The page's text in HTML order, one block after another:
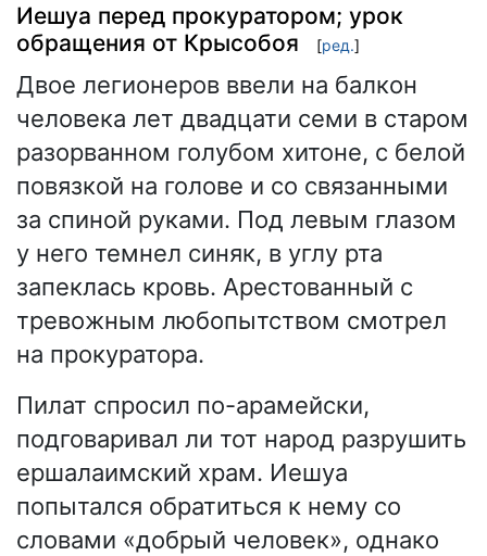
Иешуа перед прокуратором; урок
обращения от Крысобоя
[ред.]
Двое легионеров ввели на балкон
человека лет двадцати семи в старом
разорванном голубом хитоне, с белой
повязкой на голове и со связанными
за спиной руками. Под левым глазом
у него темнел синяк, в углу рта
запеклась кровь. Арестованный с
тревожным любопытством смотрел
на прокуратора.
Пилат спросил по-арамейски,
подговаривал ли тот народ разрушить
ершалаимский храм. Иешуа
попытался обратиться к нему со
словами «добрый человек», однако